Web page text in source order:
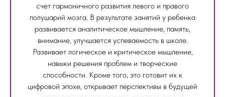
счет гармоничного развития левого и правого
полушарий мозга. В результате занятий у ребенка
развивается аналитическое мышление, память,
внимание, улучшается успеваемость в школе.
Развивает логическое и критическое мышление,
навыки решения проблем и творческие
способности. Кроме того, это готовит их к
цифровой эпохе, открывает перспективы в будущей